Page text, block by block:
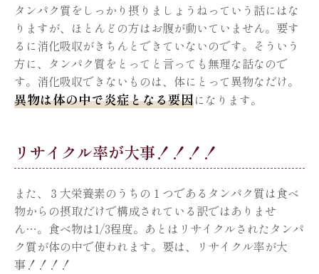
タンパク質をしっかり摂りましょうねっていう話にはな
りますが、ほとんどの方はお腹が動いていません。要す
るに消化吸収がきちんとできていないのです。そういう
方に、タンパク質をとってと言っても無理な話なので
す。消化吸収できないものは、体にとって異物なだけ。
異物は体の中で炎症となる要因になります。
リサイクル率が大事！！！！
また、３大栄養素のうちの１つであるタンパク質は食べ
物からの摂取だけで構成されている訳ではありませ
ん…。食べ物は1/3程度。あとはリサイクルされたタンパ
ク質が体の中で使われます。要は、リサイクル率が大
事！！！！